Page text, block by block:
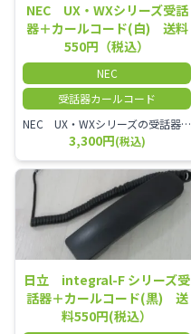
NEC UX・WXシリーズ受話
器＋カールコード(白) 送料
550円（税込）
NEC
受話器カールコード
NEC UX・WXシリーズの受話器とカールコードセット／本商品は中古品となります。 写真では分かりにくいキズ・汚れなどの使用感があります。 経年変化で日焼けの色味が強くなる場合がございます。 予めご理解・ご了承頂きますようお願いいたします。
3,300円(税込)
日立 integral-F シリーズ受
話器＋カールコード(黒) 送
料550円(税込）